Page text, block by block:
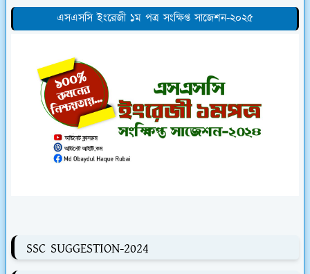
এসএসসি ইংরেজী ১ম পত্র সংক্ষিপ্ত সাজেশন-২০২৫
SSC SUGGESTION-2024